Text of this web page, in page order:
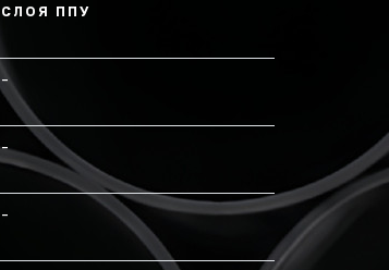
СЛОЯ ППУ
-
-
-